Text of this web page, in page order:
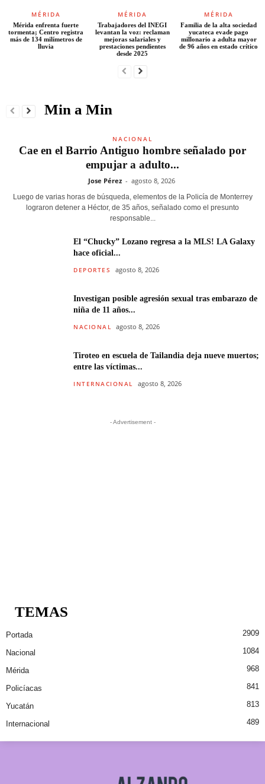
MÉRIDA
Mérida enfrenta fuerte
tormenta; Centro registra
más de 134 milímetros de
lluvia
MÉRIDA
Trabajadores del INEGI
levantan la voz: reclaman
mejoras salariales y
prestaciones pendientes
desde 2025
MÉRIDA
Familia de la alta sociedad
yucateca evade pago
millonario a adulta mayor
de 96 años en estado crítico
Min a Min
NACIONAL
Cae en el Barrio Antiguo hombre señalado por
empujar a adulto...
Jose Pérez - agosto 8, 2026
Luego de varias horas de búsqueda, elementos de la Policía de Monterrey
lograron detener a Héctor, de 35 años, señalado como el presunto
responsable...
El “Chucky” Lozano regresa a la MLS! LA Galaxy
hace oficial...
DEPORTES agosto 8, 2026
Investigan posible agresión sexual tras embarazo de
niña de 11 años...
NACIONAL agosto 8, 2026
Tiroteo en escuela de Tailandia deja nueve muertos;
entre las víctimas...
INTERNACIONAL agosto 8, 2026
- Advertisement -
TEMAS
Portada 2909
Nacional 1084
Mérida 968
Policíacas 841
Yucatán 813
Internacional 489